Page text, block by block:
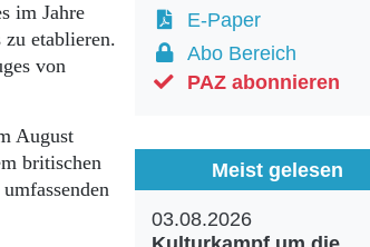
im Jahre
zu etablieren.
von
August
britischen
E-Paper
Abo Bereich
PAZ abonnieren
Meist gelesen
03.08.2026